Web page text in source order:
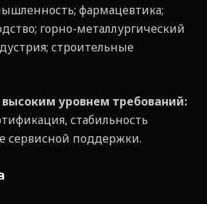
фармацевтика;
горно-металлургический
строительные
уровнем требований:
стабильность
сервисной поддержки.